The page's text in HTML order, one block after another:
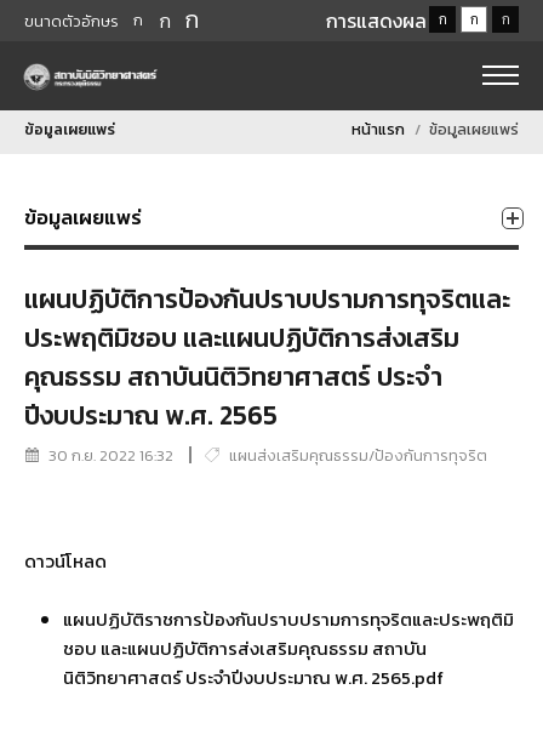
ขนาดตัวอักษร ก ก ก การแสดงผล ก ก ก
ข้อมูลเผยแพร่ หน้าแรก ข้อมูลเผยแพร่
ข้อมูลเผยแพร่
แผนปฏิบัติการป้องกันปราบปรามการทุจริตและ
ประพฤติมิชอบ และแผนปฏิบัติการส่งเสริม
คุณธรรม สถาบันนิติวิทยาศาสตร์ ประจำ
ปีงบประมาณ พ.ศ. 2565
30 ก.ย. 2022 16:32 แผนส่งเสริมคุณธรรม/ป้องกันการทุจริต
ดาวน์โหลด
แผนปฏิบัติราชการป้องกันปราบปรามการทุจริตและประพฤติมิ
ชอบ และแผนปฏิบัติการส่งเสริมคุณธรรม สถาบัน
นิติวิทยาศาสตร์ ประจำปีงบประมาณ พ.ศ. 2565.pdf